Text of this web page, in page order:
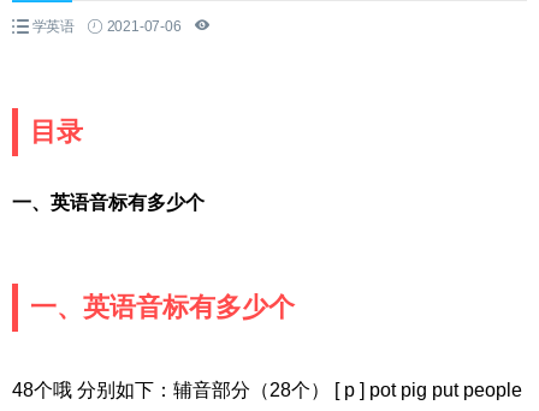
学英语 2021-07-06
目录
一、英语音标有多少个
一、英语音标有多少个
48个哦 分别如下：辅音部分（28个） [ p ] pot pig put people